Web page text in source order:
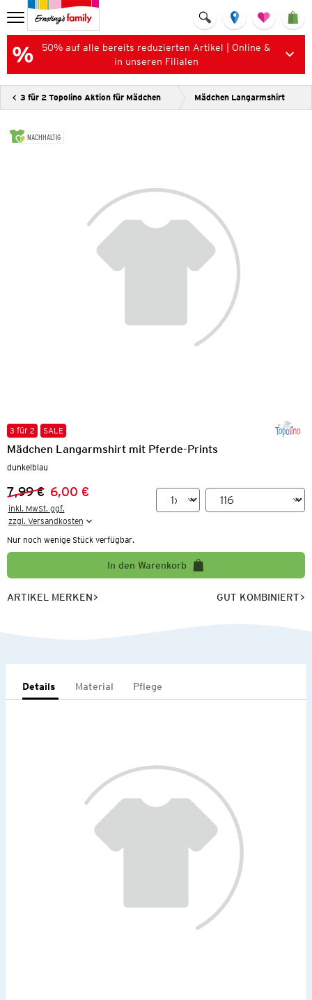
50% auf alle bereits reduzierten Artikel | Online &
in unseren Filialen
3 für 2 Topolino Aktion für Mädchen Mädchen Langarmshirt
NACHHALTIG
3 für 2 SALE
Mädchen Langarmshirt mit Pferde-Prints
dunkelblau
Vorheriger Preis:
7,99 €
Neuer Preis:
6,00 €
inkl. MwSt. ggf.
zzgl. Versandkosten
Nur noch wenige Stück verfügbar.
In den Warenkorb
ARTIKEL MERKEN GUT KOMBINIERT
Details Material Pflege